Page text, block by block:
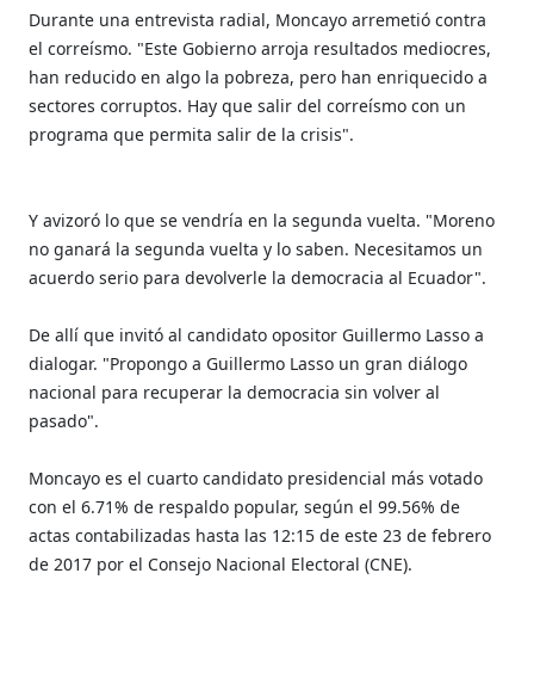
Durante una entrevista radial, Moncayo arremetió contra
el correísmo. "Este Gobierno arroja resultados mediocres,
han reducido en algo la pobreza, pero han enriquecido a
sectores corruptos. Hay que salir del correísmo con un
programa que permita salir de la crisis".
Y avizoró lo que se vendría en la segunda vuelta. "Moreno
no ganará la segunda vuelta y lo saben. Necesitamos un
acuerdo serio para devolverle la democracia al Ecuador".
De allí que invitó al candidato opositor Guillermo Lasso a
dialogar. "Propongo a Guillermo Lasso un gran diálogo
nacional para recuperar la democracia sin volver al
pasado".
Moncayo es el cuarto candidato presidencial más votado
con el 6.71% de respaldo popular, según el 99.56% de
actas contabilizadas hasta las 12:15 de este 23 de febrero
de 2017 por el Consejo Nacional Electoral (CNE).